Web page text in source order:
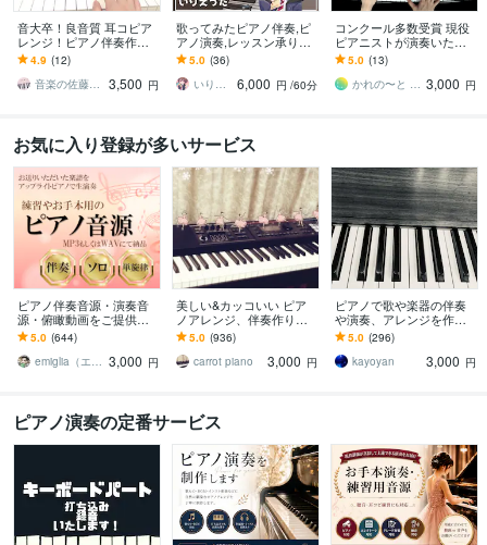
音大卒！良音質 耳コピア
レンジ！ピアノ伴奏作り
ます 歌ってみた伴奏 良音
質なピアノ音源を作成致
します。
4.9 (12)
音楽の佐藤さん
3,500 円
歌ってみたピアノ伴奏,ピ
アノ演奏,レッスン承りま
す ピアノの演奏,伴奏,レッ
スン承ります(キー指定/耳
コピ可)！
5.0 (36)
いりえった
6,000 円 /60分
コンクール多数受賞 現役
ピアニストが演奏いたし
ます 10分3000円〜の格安
でお届けします！俯瞰映
像付きも◎
5.0 (13)
かれの〜と carrenote 3,000 円
お気に入り登録が多いサービス
ピアノ伴奏音源・演奏音
源・俯瞰動画をご提供し
ます 楽器演奏、歌のお供
に♪練習・音取り・お手
本・お楽しみ用に♪
5.0 (644)
emiglia（エミリア） 3,000 円
美しい&カッコいい ピア
ノアレンジ、伴奏作りま
す ほぼ9割の方がリピー
ト！リピーター様割引あ
り！！！
5.0 (936)
carrot piano
3,000 円
ピアノで歌や楽器の伴奏
や演奏、アレンジを作り
ます ！コード譜のみ、楽
譜が無くてもOK！様々な
ご要望に応えます。
5.0 (296)
kayoyan
3,000 円
ピアノ演奏の定番サービス